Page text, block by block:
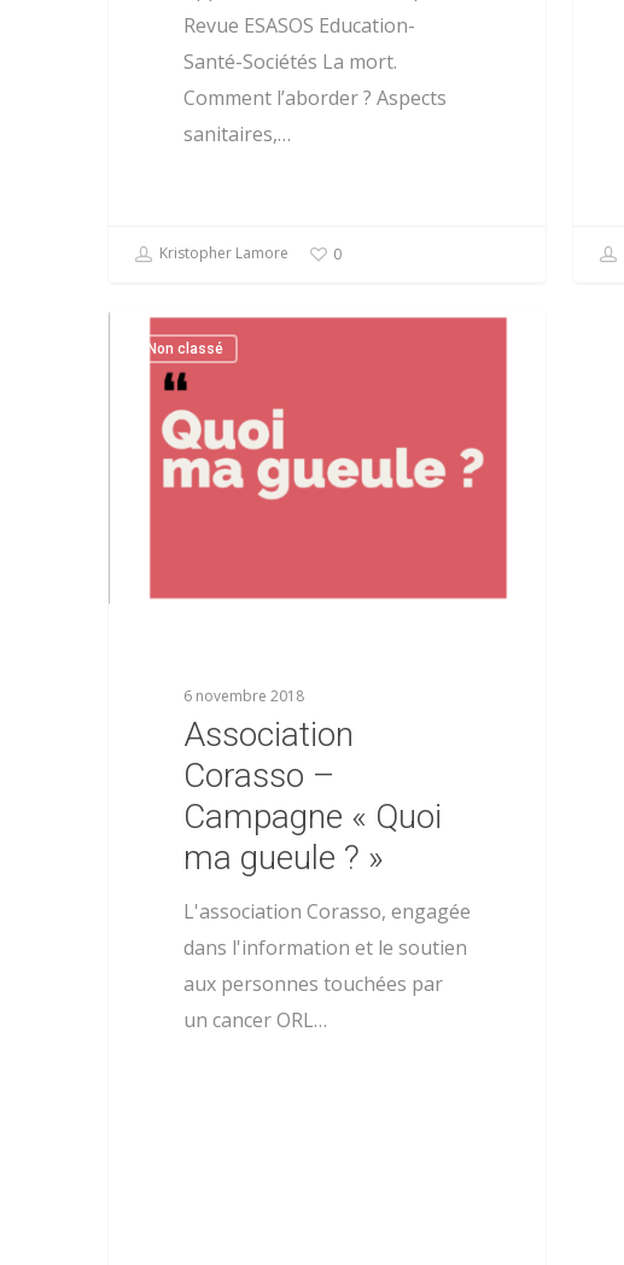
Revue ESASOS Education-
Santé-Sociétés La mort.
Comment l’aborder ? Aspects
sanitaires,…
Kristopher Lamore 0
Non classé
6 novembre 2018
Association
Corasso –
Campagne « Quoi
ma gueule ? »
L'association Corasso, engagée
dans l'information et le soutien
aux personnes touchées par
un cancer ORL…